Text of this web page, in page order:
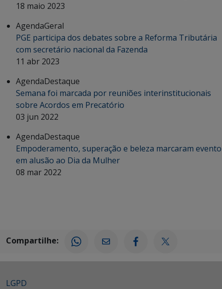
18 maio 2023
AgendaGeral
PGE participa dos debates sobre a Reforma Tributária
com secretário nacional da Fazenda
11 abr 2023
AgendaDestaque
Semana foi marcada por reuniões interinstitucionais
sobre Acordos em Precatório
03 jun 2022
AgendaDestaque
Empoderamento, superação e beleza marcaram evento
em alusão ao Dia da Mulher
08 mar 2022
Compartilhe:
LGPD